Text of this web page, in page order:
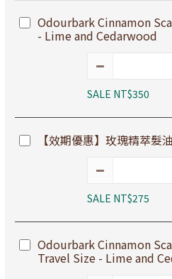
Odourbark Cinnamon
- Lime and Cedarwood
SALE NT$350
【效期優惠】玫瑰精萃髮
SALE NT$275
Odourbark Cinnamon
Travel Size - Lime and